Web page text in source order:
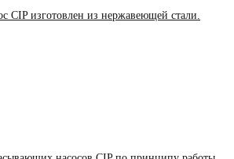
CIP изготовлен из нержавеющей стали.